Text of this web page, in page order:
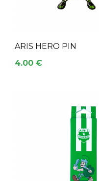
ARIS HERO PIN
4.00 €